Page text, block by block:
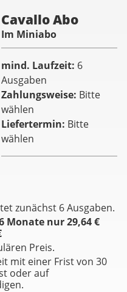
Cavallo Abo
Im Miniabo
mind. Laufzeit 6
Ausgaben
Zahlungsweise Bitte
wählen
Liefertermin Bitte
wählen
zunächst 6 Ausgaben.
Monate nur 29,64 €
Preis.
mit einer Frist von 30
oder auf